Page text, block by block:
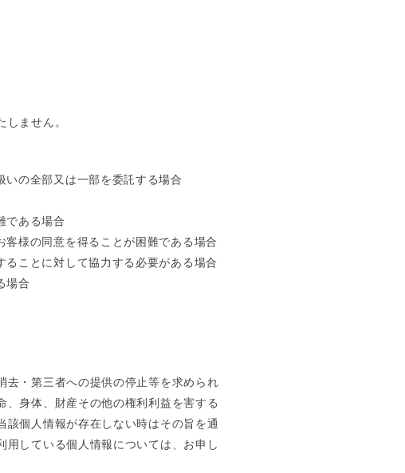
ません。
の全部又は一部を委託する場合
である場合
様の同意を得ることが困難である場合
ことに対して協力する必要がある場合
場合
去・第三者への提供の停止等を求められ
身体、財産その他の権利利益を害する
個人情報が存在しない時はその旨を通
している個人情報については、お申し